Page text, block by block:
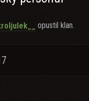
opustil klan.